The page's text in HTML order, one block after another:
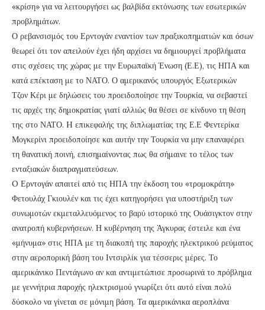
«κρίση» για να λειτουργήσει ως βαλβίδα εκτόνωσης των εσωτερικών
προβλημάτων.
Ο ρεβανσισμός του Ερντογάν εναντίον των πραξικοπηματιών και όσων
θεωρεί ότι τον απειλούν έχει ήδη αρχίσει να δημιουργεί προβλήματα
στις σχέσεις της χώρας με την Ευρωπαϊκή Ένωση (Ε.Ε), τις ΗΠΑ και
κατά επέκταση με το ΝΑΤΟ. Ο αμερικανός υπουργός Εξωτερικών
Τζον Κέρι με δηλώσεις του προειδοποίησε την Τουρκία, να σεβαστεί
τις αρχές της δημοκρατίας γιατί αλλιώς θα θέσει σε κίνδυνο τη θέση
της στο ΝΑΤΟ. H επικεφαλής της διπλωματίας της Ε.Ε Φεντερίκα
Μογκερίνι προειδοποίησε και αυτήν την Τουρκία να μην επαναφέρει
τη θανατική ποινή, επισημαίνοντας πως θα σήμαινε το τέλος των
ενταξιακών διαπραγματεύσεων.
O Ερντογάν απαιτεί από τις ΗΠΑ την έκδοση του «τρομοκράτη»
Φετουλάχ Γκιουλέν και τις έχει κατηγορήσει για υποστήριξη των
συνωμοτών εκμεταλλευόμενος το βαρύ ιστορικό της Ουάσιγκτον στην
ανατροπή κυβερνήσεων. Η κυβέρνηση της Άγκυρας έστειλε και ένα
«μήνυμα» στις ΗΠΑ με τη διακοπή της παροχής ηλεκτρικού ρεύματος
στην αεροπορική βάση του Ιντσιρλίκ για τέσσερις μέρες. Το
αμερικάνικο Πεντάγωνο αν και αντιμετώπισε προσωρινά το πρόβλημα
με γεννήτρια παροχής ηλεκτρισμού γνωρίζει ότι αυτό είναι πολύ
δύσκολο να γίνεται σε μόνιμη βάση. Τα αμερικάνικα αεροπλάνα